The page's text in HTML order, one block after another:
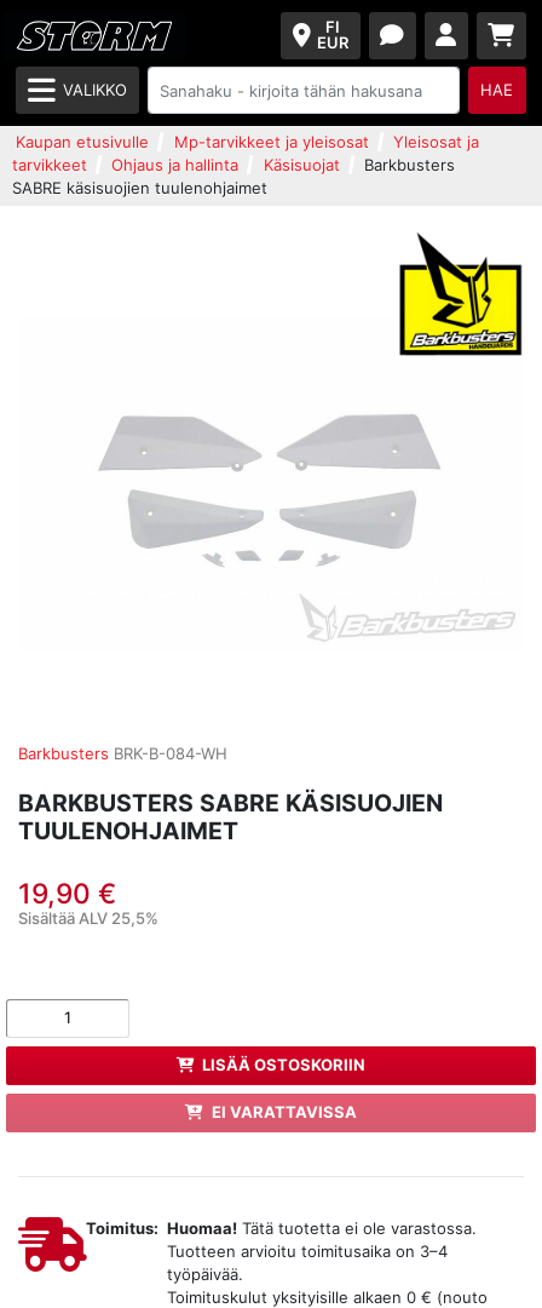
FI
EUR
VALIKKO HAE
Kaupan etusivulle Mp-tarvikkeet ja yleisosat
Yleisosat ja
tarvikkeet
Ohjaus ja hallinta Käsisuojat
Barkbusters
SABRE käsisuojien tuulenohjaimet
Barkbusters BRK-B-084-WH
BARKBUSTERS SABRE KÄSISUOJIEN
TUULENOHJAIMET
19,90 €
Sisältää ALV 25,5%
LISÄÄ OSTOSKORIIN
EI VARATTAVISSA
Toimitus: Huomaa! Tätä tuotetta ei ole varastossa.
Tuotteen arvioitu toimitusaika on 3–4
työpäivää.
Toimituskulut yksityisille alkaen 0 € (nouto